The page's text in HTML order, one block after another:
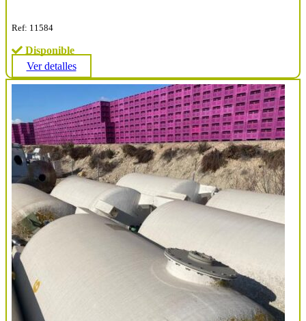
Ref: 11584
Disponible
Ver detalles